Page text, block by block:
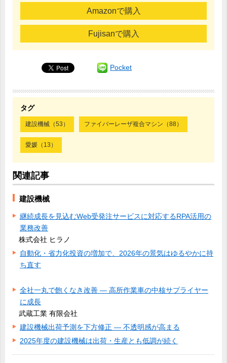
Amazonで購入
Fujisanで購入
Pocket
タグ
建設機械（53） ファイバーレーザ複合マシン（88）
愛媛（13）
関連記事
建設機械
継続成長を見込むWeb受発注サービスに対応するRPA活用の
業務改善
株式会社 ヒラノ
自動化・省力化投資の増加で、2026年の景気はゆるやかに持
ち直す
全社一丸で飽くなき改善 ― 高所作業車の中核サプライヤー
に成長
武蔵工業 有限会社
建設機械出荷予測を下方修正 ― 不透明感が高まる
2025年度の建設機械は出荷・生産とも低調が続く